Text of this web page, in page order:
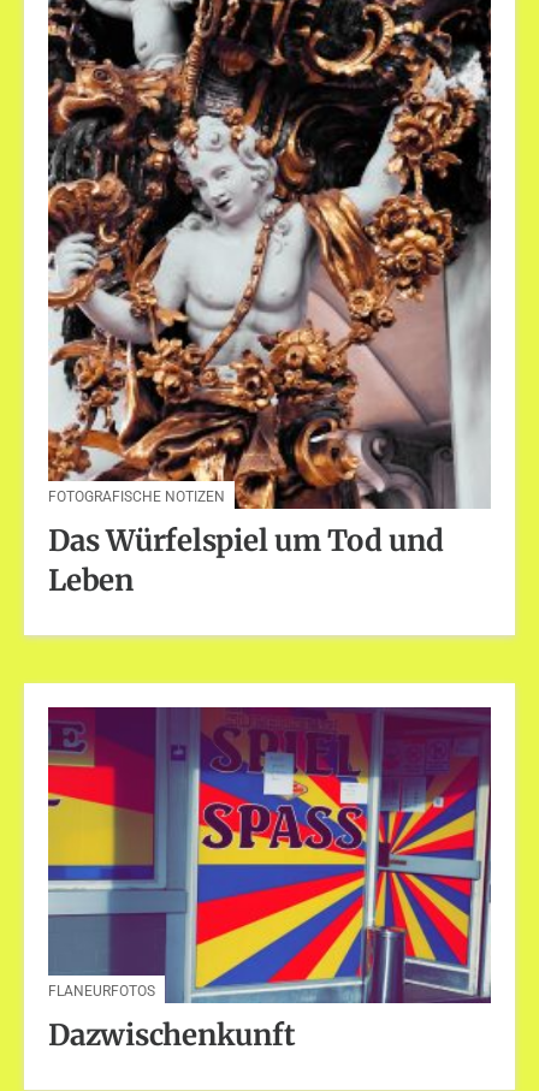
FOTOGRAFISCHE NOTIZEN
Das Würfelspiel um Tod und
Leben
FLANEURFOTOS
Dazwischenkunft